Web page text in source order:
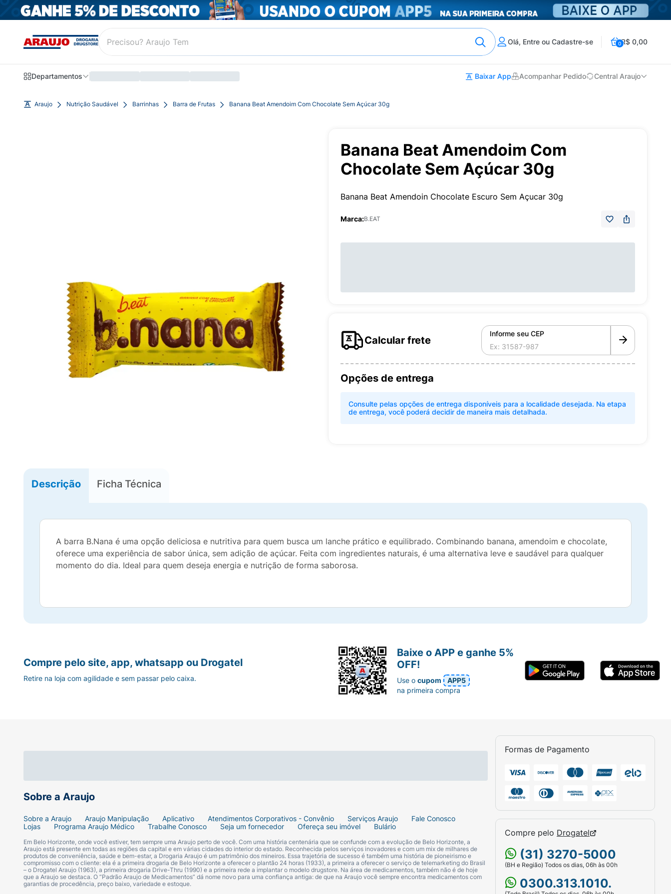
Olá, Entre ou Cadastre-se 0R$ 0,00
Departamentos Baixar App Acompanhar Pedido Central Araujo
Araujo Nutrição Saudável Barrinhas Barra de Frutas Banana Beat Amendoim Com Chocolate Sem Açúcar 30g
Banana Beat Amendoim Com
Chocolate Sem Açúcar 30g
Banana Beat Amendoin Chocolate Escuro Sem Açucar 30g
Marca:B.EAT
Calcular frete
Informe seu CEP
Opções de entrega
Consulte pelas opções de entrega disponíveis para a localidade desejada. Na etapa
de entrega, você poderá decidir de maneira mais detalhada.
Descrição Ficha Técnica
A barra B.Nana é uma opção deliciosa e nutritiva para quem busca um lanche prático e equilibrado. Combinando banana, amendoim e chocolate,
oferece uma experiência de sabor única, sem adição de açúcar. Feita com ingredientes naturais, é uma alternativa leve e saudável para qualquer
momento do dia. Ideal para quem deseja energia e nutrição de forma saborosa.
Sobre a Araujo
Sobre a Araujo Araujo Manipulação Aplicativo Atendimentos Corporativos - Convênio Serviços Araujo
Fale Conosco
Lojas
Programa Araujo Médico Trabalhe Conosco Seja um fornecedor Ofereça seu imóvel Bulário
Em Belo Horizonte, onde você estiver, tem sempre uma Araujo perto de você. Com uma história centenária que se confunde com a evolução de Belo Horizonte, a
Araujo está presente em todas as regiões da capital e em várias cidades do interior do estado. Reconhecida pelos serviços inovadores e com um mix de milhares de
produtos de conveniência, saúde e bem-estar, a Drogaria Araujo é um patrimônio dos mineiros. Essa trajetória de sucesso é também uma história de pioneirismo e
compromisso com o cliente: ela é a primeira drogaria de Belo Horizonte a oferecer o plantão 24 horas (1933), a primeira a oferecer o serviço de telemarketing do Brasil
– o Drogatel Araujo (1963), a primeira drogaria Drive-Thru (1990) e a primeira rede a implantar o modelo drugstore. Na área de medicamentos, também não é de hoje
que a Araujo se destaca. O “Padrão Araujo de Medicamentos” dá nome novo para uma confiança antiga: de que na Araujo você sempre encontra medicamentos com
garantias de procedência, preço baixo, variedade e estoque.
Formas de Pagamento
Compre pelo Drogatel
(31) 3270-5000
(BH e Região) Todos os dias, 06h às 00h
0300.313.1010.
Compre pelo site, app, whatsapp ou Drogatel
Retire na loja com agilidade e sem passar pelo caixa.
Baixe o APP e ganhe 5%
OFF!
Use ocupom
APP5
na primeira compra